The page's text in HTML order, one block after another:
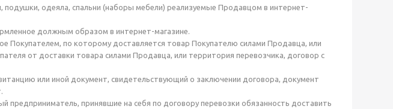
подушки, одеяла, спальни (наборы мебели) реализуемые Продавцом в интернет-
должным образом в интернет-магазине.
Покупателем, по которому доставляется товар Покупателю силами Продавца, или
от доставки товара силами Продавца, или территория перевозчика, договор с
или иной документ, свидетельствующий о заключении договора, документ
предприниматель, принявшие на себя по договору перевозки обязанность доставить